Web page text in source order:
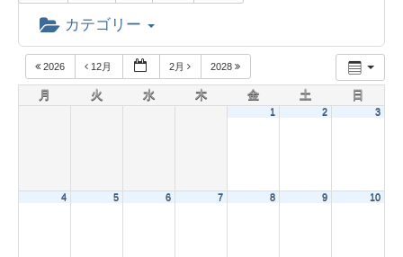
カテゴリー
2026 12月 2月 2028
月 火 水 木 金 土 日
1 2 3
4 5 6 7 8 9 10